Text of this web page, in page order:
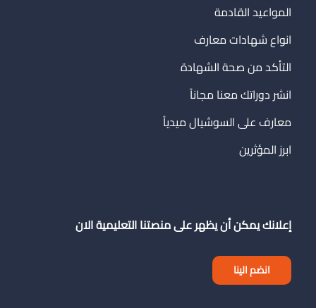
المواعيد القادمة
انواع شهادات معارف
التأكد من صحة الشهادة
انشر دوراتك معنا مجاناً
معارف على السوشيال ميدياً
ابرز المؤثرين
إعلانك يمكن أن يظهر على منصتنا التعليمية الان
انضم الينا